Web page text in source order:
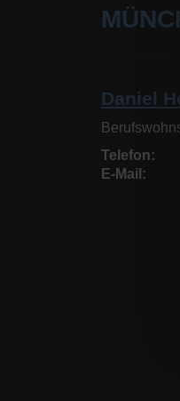
Daniel
Telefon
E-Mail